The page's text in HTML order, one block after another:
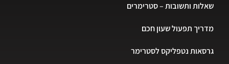
שאלות ותשובות – סטרימרים
מדריך תפעול שעון חכם
גרסאות נטפליקס לסטרימר